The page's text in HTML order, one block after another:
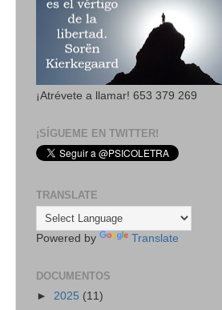
¡Atrévete a llamar! 653 379 269
¡SÍGUEME EN TWITTER!
TRANSLATE
Powered by Translate
DOCUMENTOS
► 2025 (11)